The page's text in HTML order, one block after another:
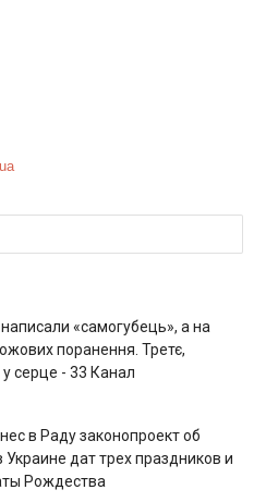
«самогубець», а на
поранення. Третє,
серце - 33 Канал
в Раду законопроект об
дат трех праздников и
Рождества